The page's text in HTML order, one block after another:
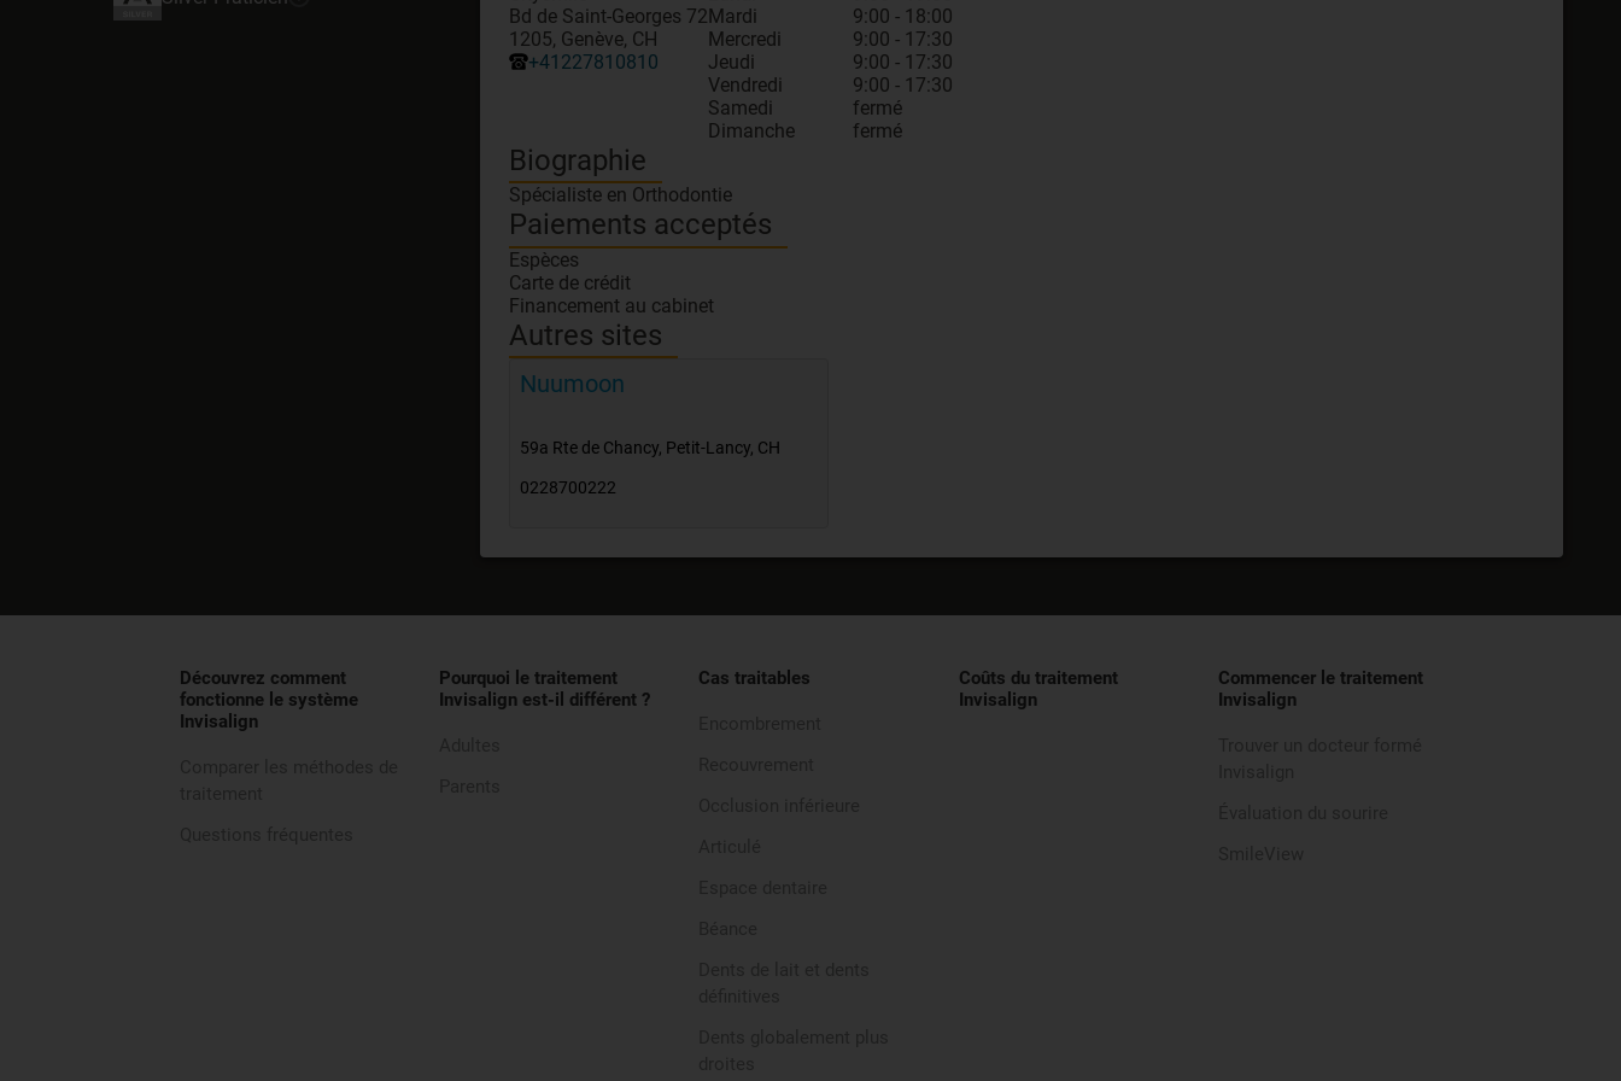
Bd de Saint-Georges 72
1205, Genève, CH
+41227810810
Mardi
9:00 - 18:00
Mercredi
9:00 - 17:30
Jeudi
9:00 - 17:30
Vendredi
9:00 - 17:30
Samedi
fermé
Dimanche
fermé
Biographie
Spécialiste en Orthodontie
Paiements acceptés
Espèces
Carte de crédit
Financement au cabinet
Autres sites
Nuumoon
59a Rte de Chancy, Petit-Lancy, CH
0228700222
Découvrez comment
fonctionne le système
Invisalign
Pourquoi le traitement
Invisalign est-il différent ?
Cas traitables
Coûts du traitement
Invisalign
Commencer le traitement
Invisalign